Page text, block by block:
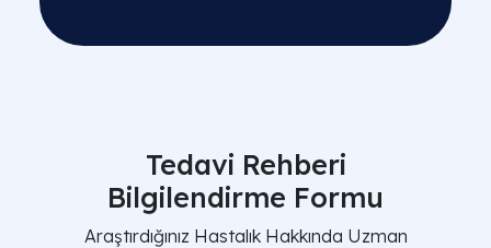
Tedavi Rehberi
Bilgilendirme Formu
Araştırdığınız Hastalık Hakkında Uzman